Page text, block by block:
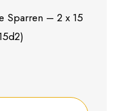
Sparren – 2 x 15